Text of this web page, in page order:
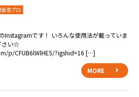
香澄プロ
Instagramです！ いろんな使用法が載っていま
さい☆
p/CFUB6lWlHE5/?igshid=16 […]
MORE